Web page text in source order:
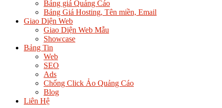
Bảng giá Quảng Cáo
Bảng Giá Hosting, Tên miền, Email
Giao Diện Web
Giao Diện Web Mẫu
Showcase
Bảng Tin
Web
SEO
Ads
Chống Click Ảo Quảng Cáo
Blog
Liên Hệ